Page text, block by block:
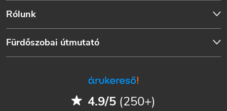
Rólunk
Fürdőszobai útmutató
4.9/5 (250+)